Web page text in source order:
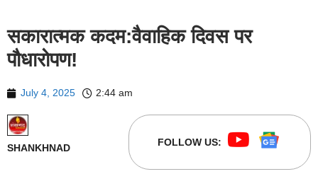
सकारात्मक कदम:वैवाहिक दिवस पर
पौधारोपण!
July 4, 2025 2:44 am
SHANKHNAD FOLLOW US: